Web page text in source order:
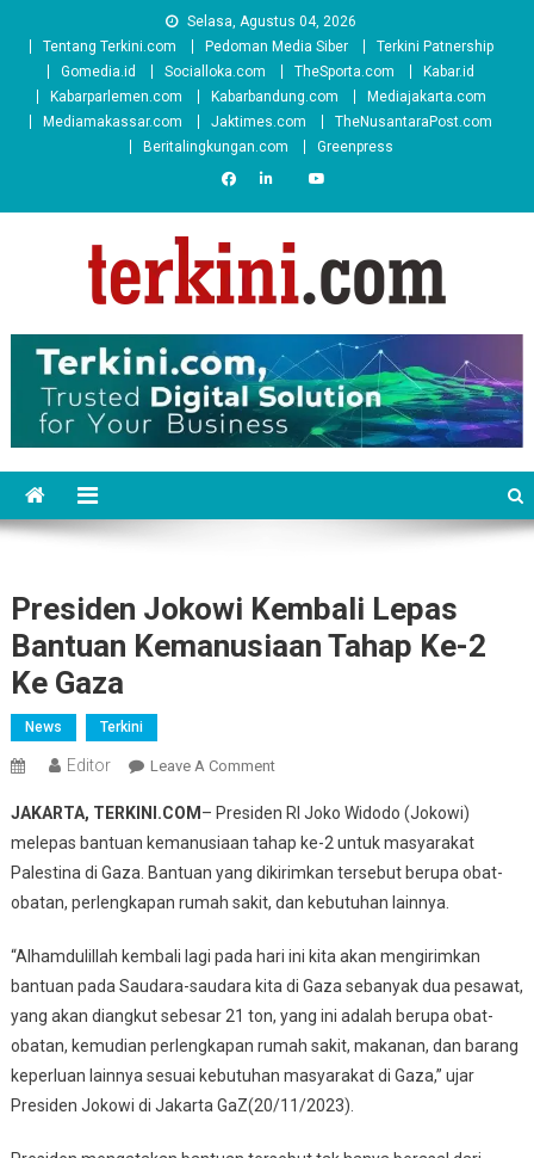
Selasa, Agustus 04, 2026
Tentang Terkini.com
Pedoman Media Siber
Terkini Patnership
Gomedia.id
Socialloka.com TheSporta.com
Kabar.id
Kabarparlemen.com
Kabarbandung.com
Mediajakarta.com
Mediamakassar.com
Jaktimes.com
TheNusantaraPost.com
Beritalingkungan.com
Greenpress
Presiden Jokowi Kembali Lepas
Bantuan Kemanusiaan Tahap Ke-2
Ke Gaza
News Terkini
Editor Leave A CommentOn
Jokowi
Kembali
Lepas
Bantuan
Tahap
Ke-
2
Ke
JAKARTA, TERKINI.COM – Presiden RI Joko Widodo (Jokowi)
melepas bantuan kemanusiaan tahap ke-2 untuk masyarakat
Palestina di Gaza. Bantuan yang dikirimkan tersebut berupa obat-
obatan, perlengkapan rumah sakit, dan kebutuhan lainnya.
“Alhamdulillah kembali lagi pada hari ini kita akan mengirimkan
bantuan pada Saudara-saudara kita di Gaza sebanyak dua pesawat,
yang akan diangkut sebesar 21 ton, yang ini adalah berupa obat-
obatan, kemudian perlengkapan rumah sakit, makanan, dan barang
keperluan lainnya sesuai kebutuhan masyarakat di Gaza,” ujar
Presiden Jokowi di Jakarta GaZ(20/11/2023).